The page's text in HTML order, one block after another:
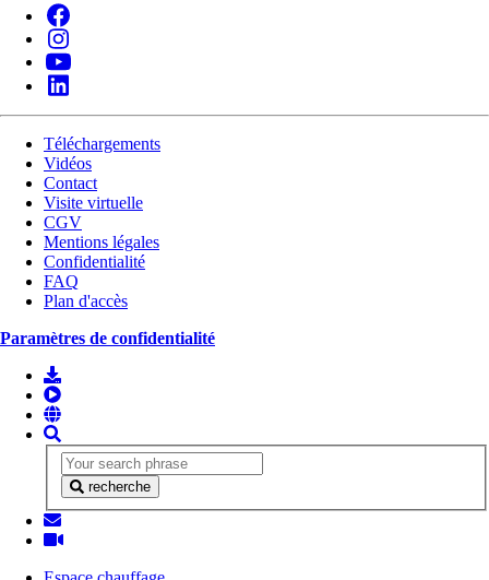
Téléchargements
Vidéos
Contact
Visite virtuelle
CGV
Mentions légales
Confidentialité
FAQ
Plan d'accès
Paramètres de confidentialité
recherche